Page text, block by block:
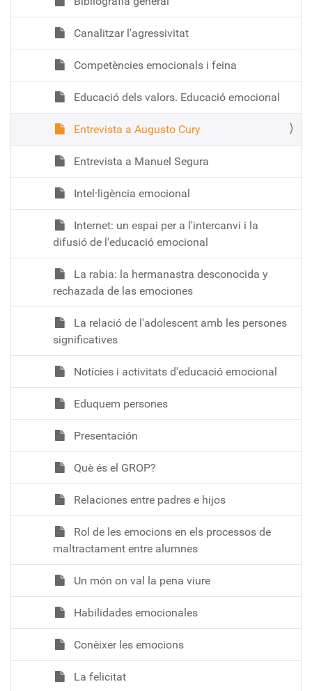
Canalitzar l'agressivitat
Competències emocionals i feina
Educació dels valors. Educació emocional
Entrevista a Augusto Cury
Entrevista a Manuel Segura
Intel·ligència emocional
Internet: un espai per a l'intercanvi i la
difusió de l'educació emocional
La rabia: la hermanastra desconocida y
rechazada de las emociones
La relació de l'adolescent amb les persones
significatives
Notícies i activitats d'educació emocional
Eduquem persones
Presentación
Què és el GROP?
Relaciones entre padres e hijos
Rol de les emocions en els processos de
maltractament entre alumnes
Un món on val la pena viure
Habilidades emocionales
Conèixer les emocions
La felicitat